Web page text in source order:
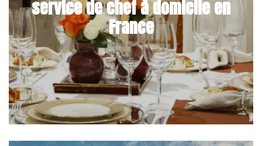
service de chef à domicile en
France